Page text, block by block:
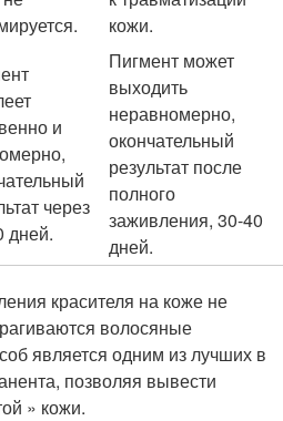
кожи.
и
через
дней.
Пигмент может
выходить
неравномерно,
окончательный
результат после
полного
заживления, 30-40
дней.
красителя на коже не
волосяные
является одним из лучших в
позволяя вывести
» кожи.